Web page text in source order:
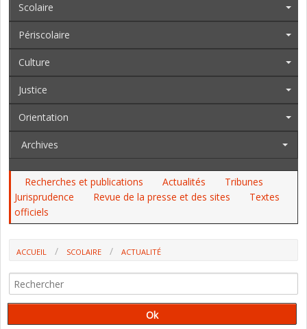
Scolaire
Périscolaire
Culture
Justice
Orientation
Archives
Recherches et publications Actualités
Tribunes
Jurisprudence
Revue de la presse et des sites
Textes
officiels
ACCUEIL SCOLAIRE
ACTUALITÉ
RÉSOUDRE LES PROBLÈMES SUR LES PROPORTIONS (UNIVERSITÉ DE
GENÈVE)